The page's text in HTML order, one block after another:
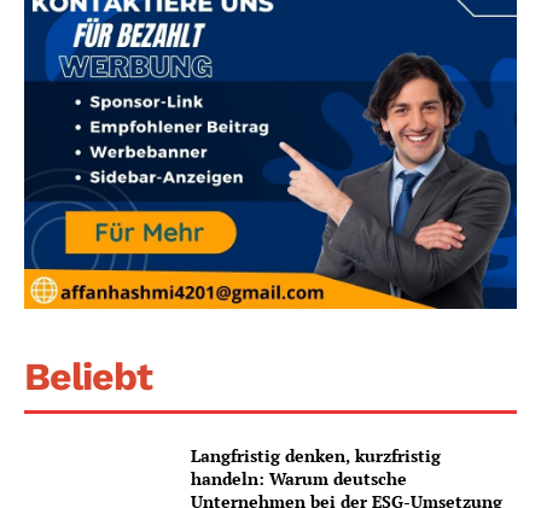
Beliebt
Langfristig denken, kurzfristig
handeln: Warum deutsche
Unternehmen bei der ESG-Umsetzung